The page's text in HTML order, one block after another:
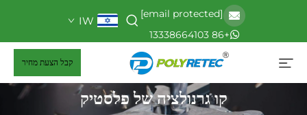
[email protected]
+86 13338664103
IW
קבל הצעת מחיר
קו גרנולציה של פלסטיק